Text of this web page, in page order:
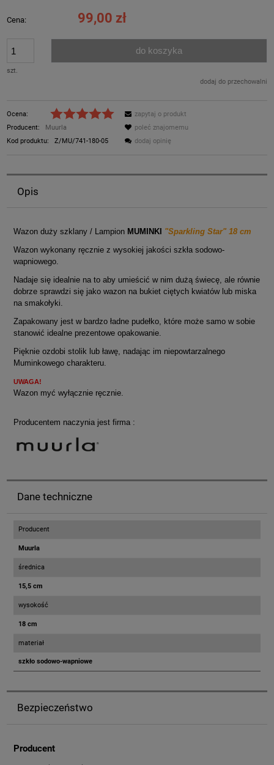
Cena: 99,00 zł
szt.
do koszyka
dodaj do przechowalni
Ocena:
Producent:
Muurla
Kod produktu:
Z/MU/741-180-05
zapytaj o produkt
poleć znajomemu
dodaj opinię
Opis
Wazon duży szklany / Lampion MUMINKI "Sparkling Star" 18 cm
Wazon wykonany ręcznie z wysokiej jakości szkła sodowo-
wapniowego.
Nadaje się idealnie na to aby umieścić w nim dużą świecę, ale równie
dobrze sprawdzi się jako wazon na bukiet ciętych kwiatów lub miska
na smakołyki.
Zapakowany jest w bardzo ładne pudełko, które może samo w sobie
stanowić idealne prezentowe opakowanie.
Pięknie ozdobi stolik lub ławę, nadając im niepowtarzalnego
Muminkowego charakteru.
UWAGA!
Wazon myć wyłącznie ręcznie.
Producentem naczynia jest firma :
Dane techniczne
Producent
Muurla
średnica
15,5 cm
wysokość
18 cm
materiał
szkło sodowo-wapniowe
Bezpieczeństwo
Producent